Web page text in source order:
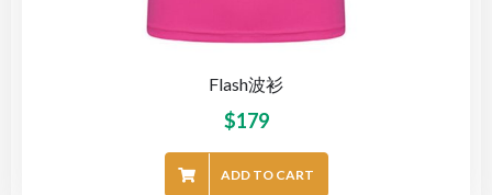
Flash波衫
$179
ADD TO CART